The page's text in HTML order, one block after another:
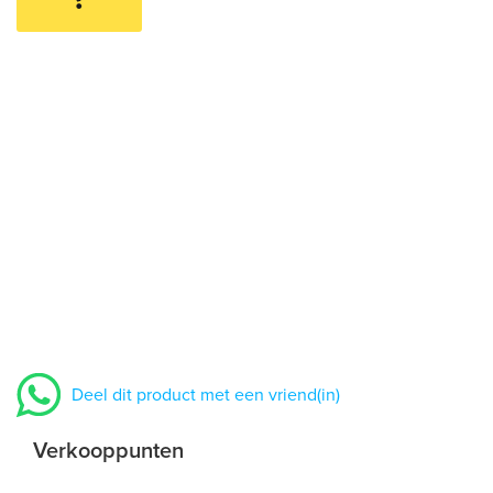
Deel dit product met een vriend(in)
Verkooppunten